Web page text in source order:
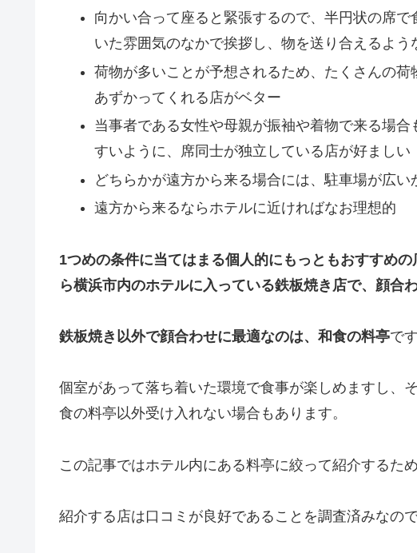
向かい合って座ると緊張するので、半円状の席
いた雰囲気のなかで挨拶し、物を送り合えるよ
荷物が多いことが予想されるため、たくさんの
あずかってくれる店がベター
当事者である女性や母親が振袖や着物で来る場
すいように、席同士が独立している店が好ましい
どちらかが遠方から来る場合には、駐車場が広
遠方から来るならホテルに近ければなお理想的
1つめの条件に当てはまる個人的にもっともおすすめ
ら横浜市内のホテルに入っている鉄板焼き店で、顔合
鉄板焼き以外で顔合わせに最適なのは、和食の料亭です
個室があって落ち着いた環境で食事が楽しめますし、
食の料亭以外受け入れない場合もあります。
この記事ではホテル内にある料亭に絞って紹介するた
紹介する店は口コミが良好であることを調査済みなの